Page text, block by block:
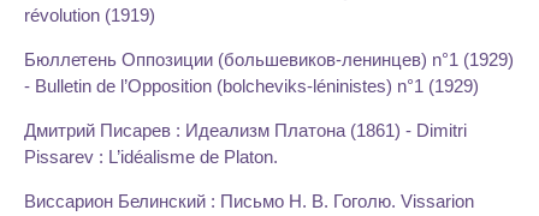
révolution (1919)
Бюллетень Оппозиции (большевиков-ленинцев) n°1 (1929)
- Bulletin de l’Opposition (bolcheviks-léninistes) n°1 (1929)
Дмитрий Писарев : Идеализм Платона (1861) - Dimitri
Pissarev : L’idéalisme de Platon.
Bиссарион Белинский : Письмо Н. В. Гоголю. Vissarion